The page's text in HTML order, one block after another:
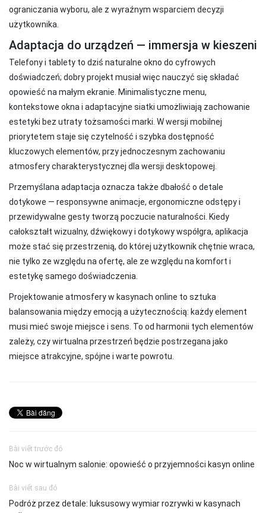
ograniczania wyboru, ale z wyraźnym wsparciem decyzji
użytkownika.
Adaptacja do urządzeń — immersja w kieszeni
Telefony i tablety to dziś naturalne okno do cyfrowych
doświadczeń; dobry projekt musiał więc nauczyć się składać
opowieść na małym ekranie. Minimalistyczne menu,
kontekstowe okna i adaptacyjne siatki umożliwiają zachowanie
estetyki bez utraty tożsamości marki. W wersji mobilnej
priorytetem staje się czytelność i szybka dostępność
kluczowych elementów, przy jednoczesnym zachowaniu
atmosfery charakterystycznej dla wersji desktopowej.
Przemyślana adaptacja oznacza także dbałość o detale
dotykowe — responsywne animacje, ergonomiczne odstępy i
przewidywalne gesty tworzą poczucie naturalności. Kiedy
całokształt wizualny, dźwiękowy i dotykowy współgra, aplikacja
może stać się przestrzenią, do której użytkownik chętnie wraca,
nie tylko ze względu na ofertę, ale ze względu na komfort i
estetykę samego doświadczenia.
Projektowanie atmosfery w kasynach online to sztuka
balansowania między emocją a użytecznością: każdy element
musi mieć swoje miejsce i sens. To od harmonii tych elementów
zależy, czy wirtualna przestrzeń będzie postrzegana jako
miejsce atrakcyjne, spójne i warte powrotu.
Bài viết trước đó
Noc w wirtualnym salonie: opowieść o przyjemności kasyn online
Bài viết sau đó
Podróż przez detale: luksusowy wymiar rozrywki w kasynach